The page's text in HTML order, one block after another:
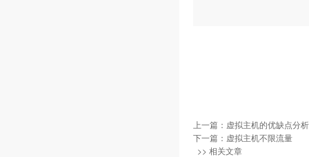
上一篇： 虚拟主机的优缺点分析
下一篇： 虚拟主机不限流量
>> 相关文章